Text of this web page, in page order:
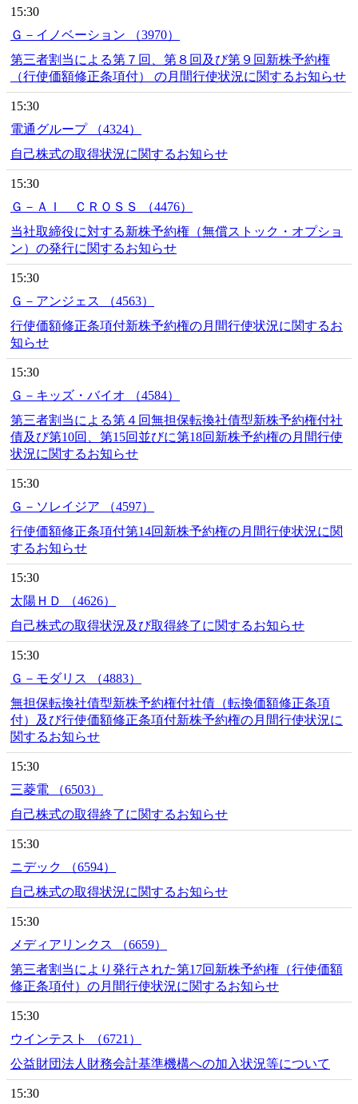
15:30
Ｇ－イノベーション （3970）
第三者割当による第７回、第８回及び第９回新株予約権
（行使価額修正条項付） の月間行使状況に関するお知らせ
15:30
電通グループ （4324）
自己株式の取得状況に関するお知らせ
15:30
Ｇ－ＡＩ ＣＲＯＳＳ （4476）
当社取締役に対する新株予約権（無償ストック・オプショ
ン）の発行に関するお知らせ
15:30
Ｇ－アンジェス （4563）
行使価額修正条項付新株予約権の月間行使状況に関するお
知らせ
15:30
Ｇ－キッズ・バイオ （4584）
第三者割当による第４回無担保転換社債型新株予約権付社
債及び第10回、第15回並びに第18回新株予約権の月間行使
状況に関するお知らせ
15:30
Ｇ－ソレイジア （4597）
行使価額修正条項付第14回新株予約権の月間行使状況に関
するお知らせ
15:30
太陽ＨＤ （4626）
自己株式の取得状況及び取得終了に関するお知らせ
15:30
Ｇ－モダリス （4883）
無担保転換社債型新株予約権付社債（転換価額修正条項
付）及び行使価額修正条項付新株予約権の月間行使状況に
関するお知らせ
15:30
三菱電 （6503）
自己株式の取得終了に関するお知らせ
15:30
ニデック （6594）
自己株式の取得状況に関するお知らせ
15:30
メディアリンクス （6659）
第三者割当により発行された第17回新株予約権（行使価額
修正条項付）の月間行使状況に関するお知らせ
15:30
ウインテスト （6721）
公益財団法人財務会計基準機構への加入状況等について
15:30